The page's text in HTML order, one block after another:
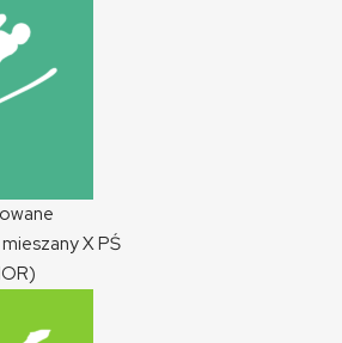
XPŚ